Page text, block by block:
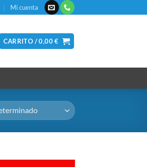
Mi cuenta
CARRITO /0,00€